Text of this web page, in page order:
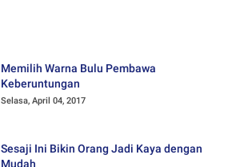
Memilih Warna Bulu Pembawa
Keberuntungan
Selasa, April 04, 2017
Sesaji Ini Bikin Orang Jadi Kaya dengan
Mudah